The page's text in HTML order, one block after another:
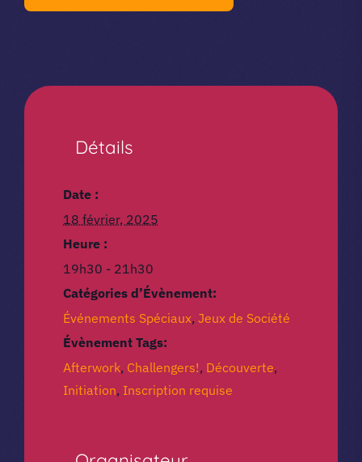
Détails
Date :
18 février, 2025
Heure :
19h30 - 21h30
Catégories d’Évènement:
Événements Spéciaux, Jeux de Société
Évènement Tags:
Afterwork, Challengers!, Découverte,
Initiation, Inscription requise